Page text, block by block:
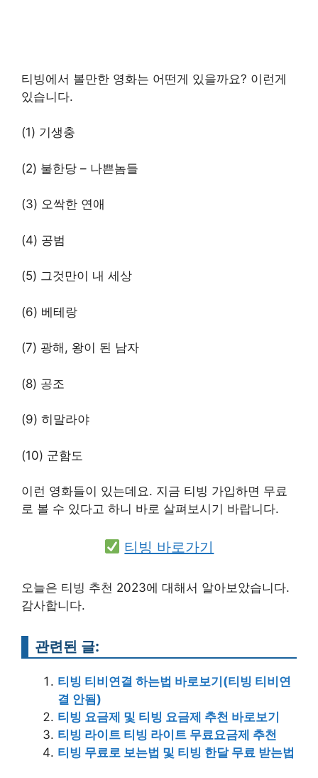
티빙에서 볼만한 영화는 어떤게 있을까요? 이런게
있습니다.
(1) 기생충
(2) 불한당 – 나쁜놈들
(3) 오싹한 연애
(4) 공범
(5) 그것만이 내 세상
(6) 베테랑
(7) 광해, 왕이 된 남자
(8) 공조
(9) 히말라야
(10) 군함도
이런 영화들이 있는데요. 지금 티빙 가입하면 무료
로 볼 수 있다고 하니 바로 살펴보시기 바랍니다.
티빙 바로가기
오늘은 티빙 추천 2023에 대해서 알아보았습니다.
감사합니다.
관련된 글:
티빙 티비연결 하는법 바로보기(티빙 티비연
결 안됨)
티빙 요금제 및 티빙 요금제 추천 바로보기
티빙 라이트 티빙 라이트 무료요금제 추천
티빙 무료로 보는법 및 티빙 한달 무료 받는법